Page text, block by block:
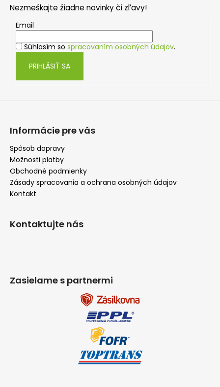
Nezmeškajte žiadne novinky či zľavy!
Email
Súhlasím so spracovaním osobných údajov.
PRIHLÁSIŤ SA
Informácie pre vás
Spôsob dopravy
Možnosti platby
Obchodné podmienky
Zásady spracovania a ochrana osobných údajov
Kontakt
Kontaktujte nás
Zasielame s partnermi